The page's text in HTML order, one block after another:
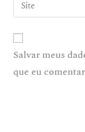
Salvar meus
que eu